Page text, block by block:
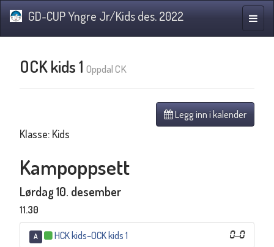
GD-CUP Yngre Jr/Kids des. 2022
OCK kids 1 Oppdal CK
Legg inn i kalender
Klasse: Kids
Kampoppsett
Lørdag 10. desember
11.30
A 0–0
HCK kids–OCK kids 1